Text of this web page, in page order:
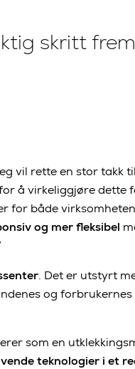
skritt
vil rette en stor takk
å virkeliggjøre dette
for både
og mer fleksibel
. Det er utstyrt
og
som en
teknologier i et